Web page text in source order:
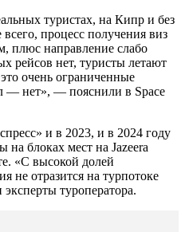
туристах, на Кипр и без
процесс получения виз
плюс направление слабо
рейсов нет, туристы летают
очень ограниченные
— нет», — пояснили в Space
и в 2023, и в 2024 году
на блоках мест на Jazeera
«С высокой долей
не отразится на турпотоке
туроператора.